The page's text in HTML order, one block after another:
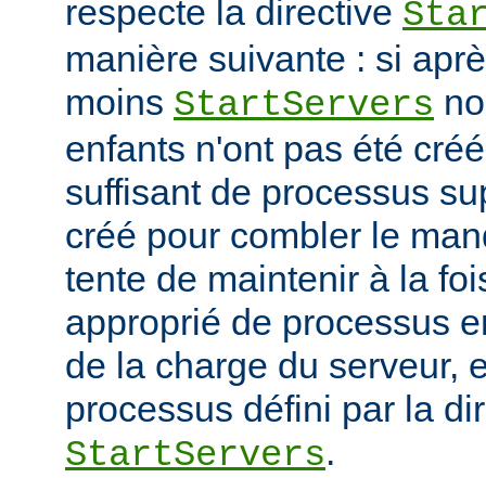
respecte la directive
manière suivante : si
moins StartServers
enfants n'ont pas été
suffisant de processus
créé pour combler le
tente de maintenir à la
approprié de processus
de la charge du serveur,
processus défini par la
StartServers.